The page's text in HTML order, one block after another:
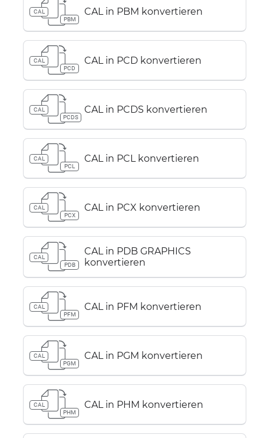
CAL
PBM
CAL in PBM konvertieren
CAL
PCD
CAL in PCD konvertieren
CAL
PCDS
CAL in PCDS konvertieren
CAL
PCL
CAL in PCL konvertieren
CAL
PCX
CAL in PCX konvertieren
CAL
PDB
CAL in PDB GRAPHICS
konvertieren
CAL
PFM
CAL in PFM konvertieren
CAL
PGM
CAL in PGM konvertieren
CAL
PHM
CAL in PHM konvertieren